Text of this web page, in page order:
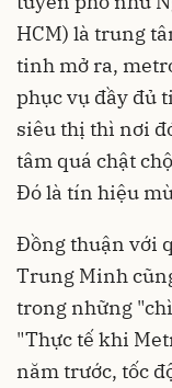
HCM) là trung
tinh mở ra,
phục vụ đầy đủ
siêu thị thì nơi
tâm quá chật
Đó là tín hiệu
Đồng thuận với
Trung Minh
trong những
"Thực tế khi
năm trước, tốc